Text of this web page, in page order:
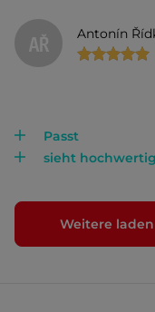
AŘ Antonín
Passt
sieht
Weitere laden